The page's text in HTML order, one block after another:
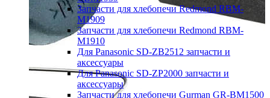
Запчасти для хлебопечи Redmond RBM-
M1909
Запчасти для хлебопечи Redmond RBM-
M1910
Для Panasonic SD-ZB2512 запчасти и
аксессуары
Для Panasonic SD-ZP2000 запчасти и
аксессуары
Запчасти для хлебопечи Gurman GR-BM1500